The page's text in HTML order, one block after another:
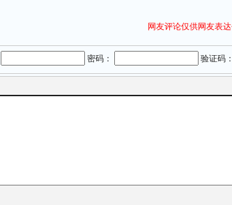
网友评论仅供网友表
密码： 验证码：